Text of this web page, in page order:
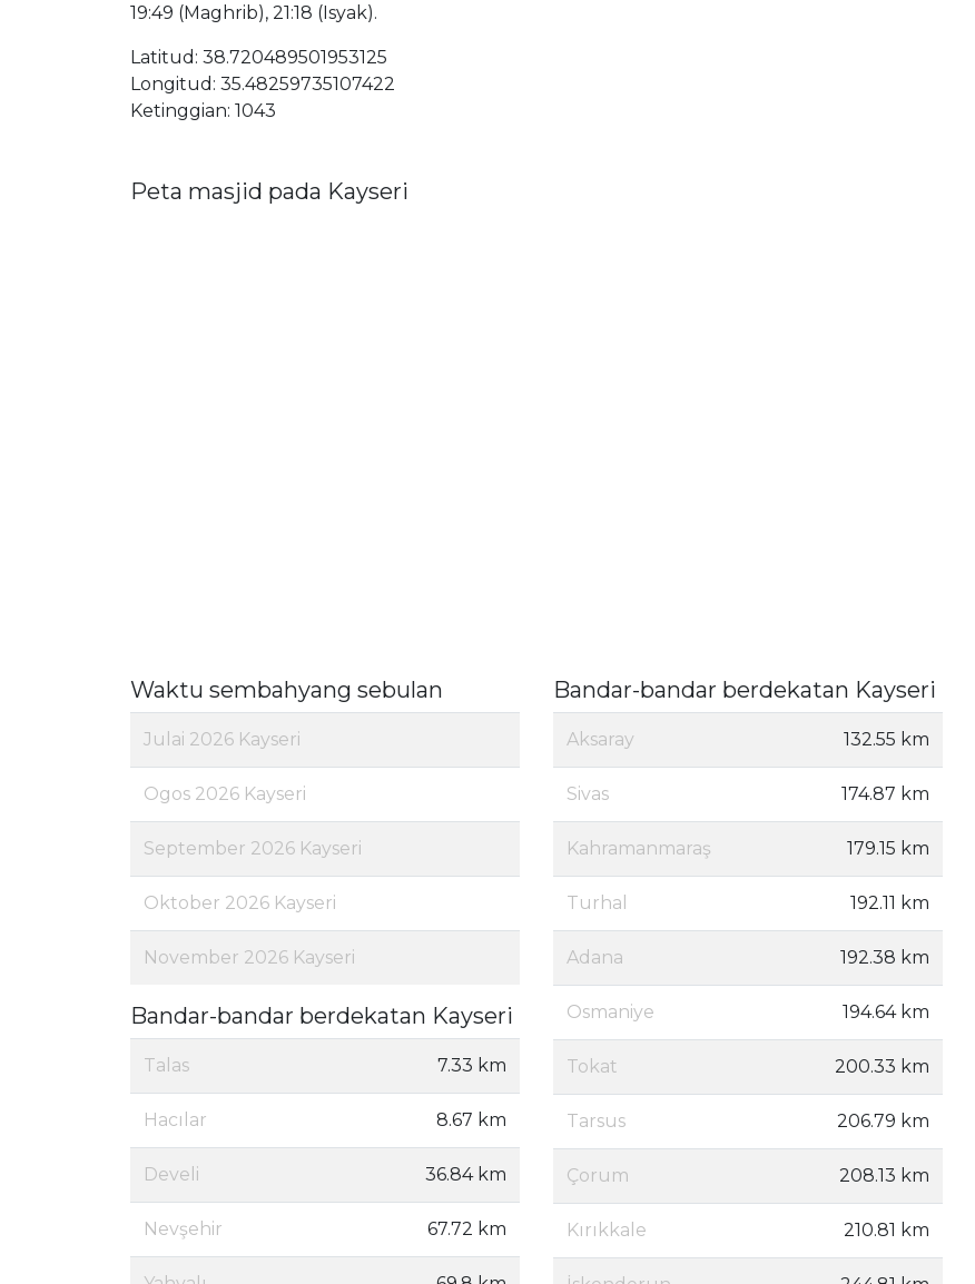
19:49 (Maghrib), 21:18 (Isyak).
Latitud: 38.720489501953125
Longitud: 35.48259735107422
Ketinggian: 1043
Peta masjid pada Kayseri
Waktu sembahyang sebulan
Julai 2026 Kayseri
Ogos 2026 Kayseri
September 2026 Kayseri
Oktober 2026 Kayseri
November 2026 Kayseri
Bandar-bandar berdekatan Kayseri
Talas 7.33 km
Hacılar 8.67 km
Develi 36.84 km
Nevşehir 67.72 km
Bandar-bandar berdekatan Kayseri
Aksaray 132.55 km
Sivas 174.87 km
Kahramanmaraş 179.15 km
Turhal 192.11 km
Adana 192.38 km
Osmaniye 194.64 km
Tokat 200.33 km
Tarsus 206.79 km
Çorum 208.13 km
Kırıkkale 210.81 km